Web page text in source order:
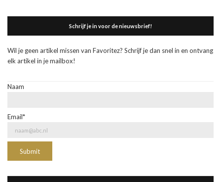
Schrijf je in voor de nieuwsbrief!
Wil je geen artikel missen van Favoritez? Schrijf je dan snel in en ontvang
elk artikel in je mailbox!
Naam
Email*